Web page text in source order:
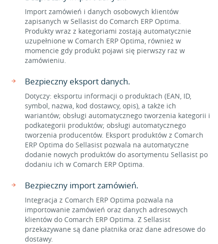
Import zamówień i danych osobowych klientów
zapisanych w Sellasist do Comarch ERP Optima.
Produkty wraz z kategoriami zostają automatycznie
uzupełnione w Comarch ERP Optima, również w
momencie gdy produkt pojawi się pierwszy raz w
zamówieniu.
Bezpieczny eksport danych.
Dotyczy: eksportu informacji o produktach (EAN, ID,
symbol, nazwa, kod dostawcy, opis), a także ich
wariantów; obsługi automatycznego tworzenia kategorii i
podkategorii produktów; obsługi automatycznego
tworzenia producentów. Eksport produktów z Comarch
ERP Optima do Sellasist pozwala na automatyczne
dodanie nowych produktów do asortymentu Sellasist po
dodaniu ich w Comarch ERP Optima.
Bezpieczny import zamówień.
Integracja z Comarch ERP Optima pozwala na
importowanie zamówień oraz danych adresowych
klientów do Comarch ERP Optima. Z Sellasist
przekazywane są dane płatnika oraz dane adresowe do
dostawy.